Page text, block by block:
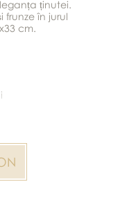
ținutei.
frunze în jurul
cm.